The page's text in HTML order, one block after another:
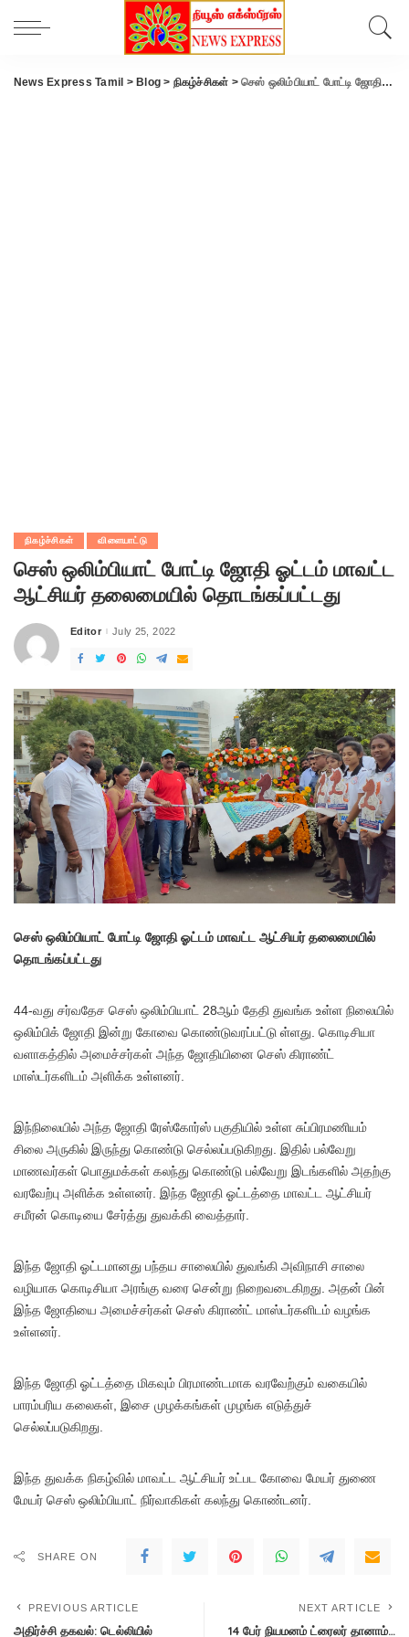
News Express Tamil > Blog > நிகழ்ச்சிகள் >செஸ் ஒலிம்பியாட் போட்டி ஜோதி ஓட்டம் மாவட்ட ஆட்சியர் தலைமையில் தொடங்கப்பட்டது
நிகழ்ச்சிகள் விளையாட்டு
செஸ் ஒலிம்பியாட் போட்டி ஜோதி ஓட்டம் மாவட்ட
ஆட்சியர் தலைமையில் தொடங்கப்பட்டது
Posted
Editor July 25, 2022
செஸ் ஒலிம்பியாட் போட்டி ஜோதி ஓட்டம் மாவட்ட ஆட்சியர் தலைமையில்
தொடங்கப்பட்டது
44-வது சர்வதேச செஸ் ஒலிம்பியாட் 28ஆம் தேதி துவங்க உள்ள நிலையில்
ஒலிம்பிக் ஜோதி இன்று கோவை கொண்டுவரப்பட்டு ள்ளது. கொடிசியா
வளாகத்தில் அமைச்சர்கள் அந்த ஜோதியினை செஸ் கிராண்ட்
மாஸ்டர்களிடம் அளிக்க உள்ளனர்.
இந்நிலையில் அந்த ஜோதி ரேஸ்கோர்ஸ் பகுதியில் உள்ள சுப்பிரமணியம்
சிலை அருகில் இருந்து கொண்டு செல்லப்படுகிறது. இதில் பல்வேறு
மாணவர்கள் பொதுமக்கள் கலந்து கொண்டு பல்வேறு இடங்களில் அதற்கு
வரவேற்பு அளிக்க உள்ளனர். இந்த ஜோதி ஓட்டத்தை மாவட்ட ஆட்சியர்
சமீரன் கொடியை சேர்த்து துவக்கி வைத்தார்.
இந்த ஜோதி ஓட்டமானது பந்தய சாலையில் துவங்கி அவிநாசி சாலை
வழியாக கொடிசியா அரங்கு வரை சென்று நிறைவடைகிறது. அதன் பின்
இந்த ஜோதியை அமைச்சர்கள் செஸ் கிராண்ட் மாஸ்டர்களிடம் வழங்க
உள்ளனர்.
இந்த ஜோதி ஓட்டத்தை மிகவும் பிரமாண்டமாக வரவேற்கும் வகையில்
பாரம்பரிய கலைகள், இசை முழக்கங்கள் முழங்க எடுத்துச்
செல்லப்படுகிறது.
இந்த துவக்க நிகழ்வில் மாவட்ட ஆட்சியர் உட்பட கோவை மேயர் துணை
மேயர் செஸ் ஒலிம்பியாட் நிர்வாகிகள் கலந்து கொண்டனர்.
SHARE ON
PREVIOUS ARTICLE
அதிர்ச்சி தகவல்: டெல்லியில்
NEXT ARTICLE
14 பேர் நியமனம் ட்ரைலர் தானாம்…